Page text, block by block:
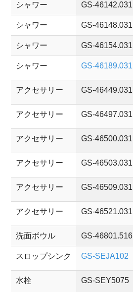
シャワー GS-46142.031
シャワー GS-46148.031
シャワー GS-46154.031
シャワー GS-46189.031
アクセサリー GS-46449.031
アクセサリー GS-46497.031
アクセサリー GS-46500.031
アクセサリー GS-46503.031
アクセサリー GS-46509.031
アクセサリー GS-46521.031
洗面ボウル GS-46801.516
スロップシンク GS-SEJA102
水栓 GS-SEY5075